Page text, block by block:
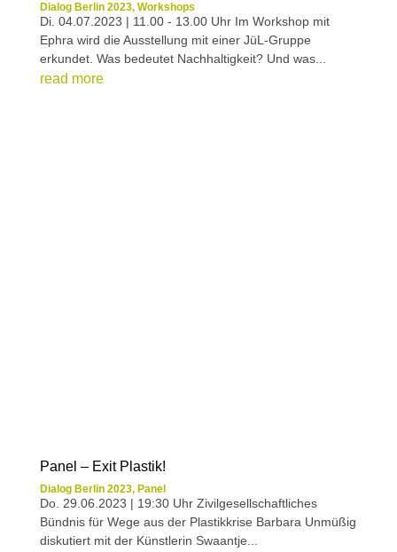
Dialog Berlin 2023, Workshops
Di. 04.07.2023 | 11.00 - 13.00 Uhr Im Workshop mit
Ephra wird die Ausstellung mit einer JüL-Gruppe
erkundet. Was bedeutet Nachhaltigkeit? Und was...
read more
Panel – Exit Plastik!
Dialog Berlin 2023, Panel
Do. 29.06.2023 | 19:30 Uhr Zivilgesellschaftliches
Bündnis für Wege aus der Plastikkrise Barbara Unmüßig
diskutiert mit der Künstlerin Swaantje...